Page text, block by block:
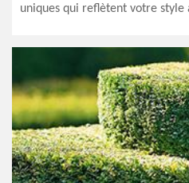
uniques qui reflètent votre style